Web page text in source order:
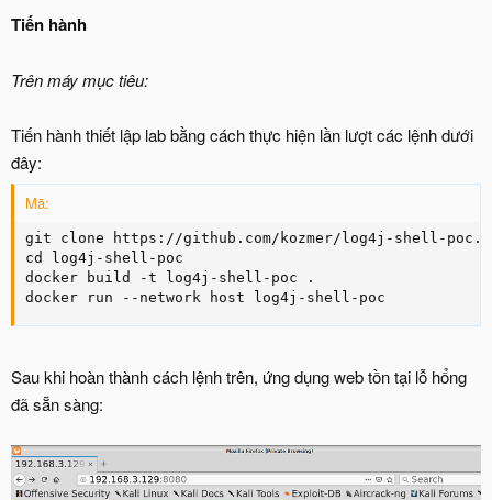
Tiến hành
Trên máy mục tiêu:
Tiến hành thiết lập lab bằng cách thực hiện lần lượt các lệnh dưới
đây:
Mã:
git clone https://github.com/kozmer/log4j-shell-
cd log4j-shell-poc
docker build -t log4j-shell-poc .
docker run --network host log4j-shell-poc
Sau khi hoàn thành cách lệnh trên, ứng dụng web tồn tại lỗ hổng
đã sẵn sàng: